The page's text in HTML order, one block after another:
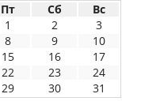
Пт Сб
Вс
1
2
3
8 9
10
15 16
17
22 23
24
29 30 31